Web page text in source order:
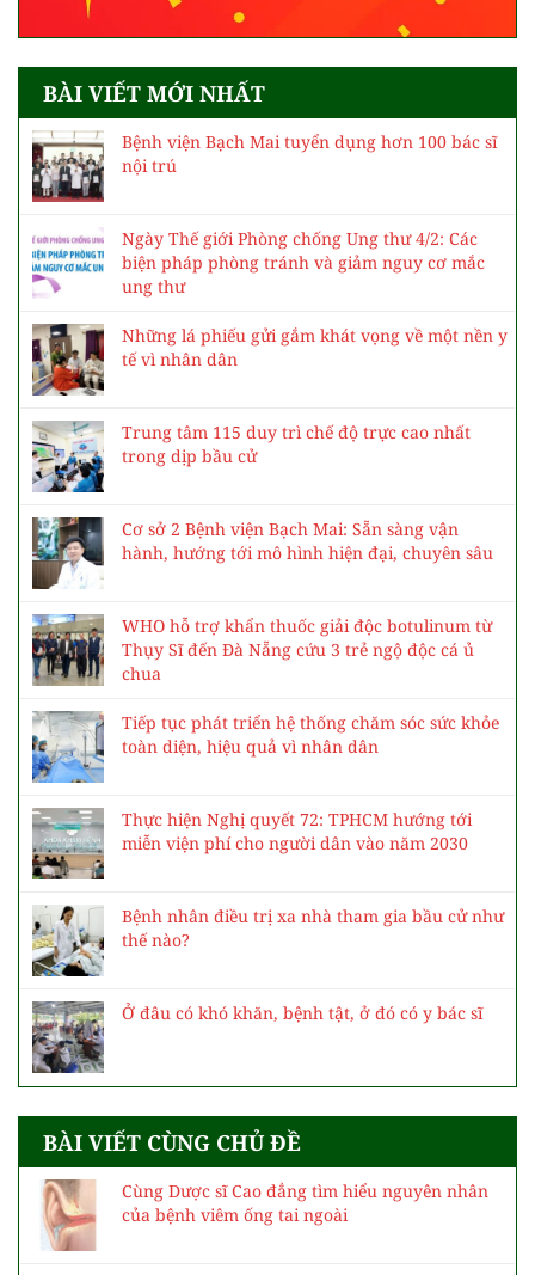
BÀI VIẾT MỚI NHẤT
Bệnh viện Bạch Mai tuyển dụng hơn 100 bác sĩ
nội trú
Ngày Thế giới Phòng chống Ung thư 4/2: Các
biện pháp phòng tránh và giảm nguy cơ mắc
ung thư
Những lá phiếu gửi gắm khát vọng về một nền y
tế vì nhân dân
Trung tâm 115 duy trì chế độ trực cao nhất
trong dịp bầu cử
Cơ sở 2 Bệnh viện Bạch Mai: Sẵn sàng vận
hành, hướng tới mô hình hiện đại, chuyên sâu
WHO hỗ trợ khẩn thuốc giải độc botulinum từ
Thụy Sĩ đến Đà Nẵng cứu 3 trẻ ngộ độc cá ủ
chua
Tiếp tục phát triển hệ thống chăm sóc sức khỏe
toàn diện, hiệu quả vì nhân dân
Thực hiện Nghị quyết 72: TPHCM hướng tới
miễn viện phí cho người dân vào năm 2030
Bệnh nhân điều trị xa nhà tham gia bầu cử như
thế nào?
Ở đâu có khó khăn, bệnh tật, ở đó có y bác sĩ
BÀI VIẾT CÙNG CHỦ ĐỀ
Cùng Dược sĩ Cao đẳng tìm hiểu nguyên nhân
của bệnh viêm ống tai ngoài